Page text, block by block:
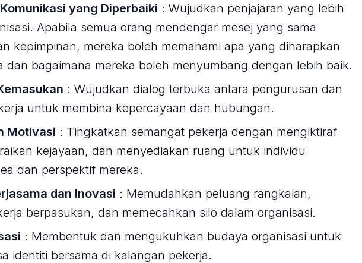
yang Diperbaiki : Wujudkan penjajaran yang lebih
Apabila semua orang mendengar mesej yang sama
kepimpinan, mereka boleh memahami apa yang diharapkan
dan bagaimana mereka boleh menyumbang dengan lebih baik.
: Wujudkan dialog terbuka antara pengurusan dan
untuk membina kepercayaan dan hubungan.
Motivasi : Tingkatkan semangat pekerja dengan mengiktiraf
kejayaan, dan menyediakan ruang untuk individu
dan perspektif mereka.
dan Inovasi : Memudahkan peluang rangkaian,
berpasukan, dan memecahkan silo dalam organisasi.
: Membentuk dan mengukuhkan budaya organisasi untuk
identiti bersama di kalangan pekerja.